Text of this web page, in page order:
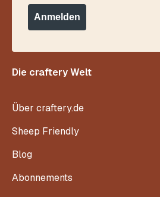
Die craftery Welt
Über craftery.de
Sheep Friendly
Blog
Abonnements
Anmelden